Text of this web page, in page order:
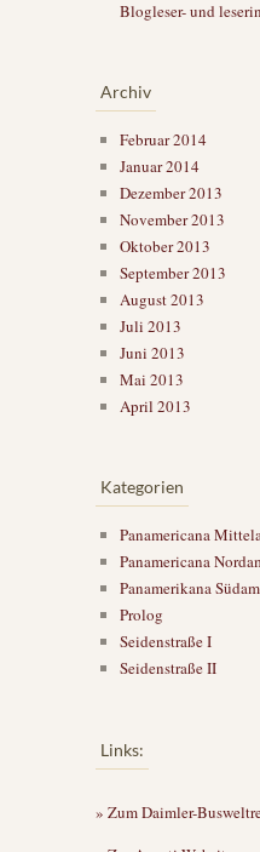
Blogleser- und
Archiv
Februar 2014
Januar 2014
Dezember 2013
November 2013
Oktober 2013
September 2013
August 2013
Juli 2013
Juni 2013
Mai 2013
April 2013
Kategorien
Panamericana
Panamericana
Panamerikana
Prolog
Seidenstraße I
Seidenstraße II
Links:
» Zum Daimler-